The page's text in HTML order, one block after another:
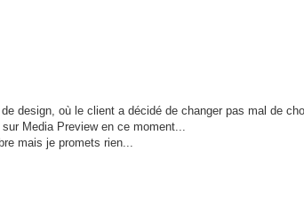
design, où le client a décidé de changer pas mal de
Media Preview en ce moment...
mais je promets rien...